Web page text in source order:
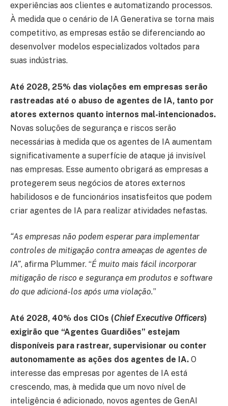
experiências aos clientes e automatizando processos.
À medida que o cenário de IA Generativa se torna mais
competitivo, as empresas estão se diferenciando ao
desenvolver modelos especializados voltados para
suas indústrias.
Até 2028, 25% das violações em empresas serão
rastreadas até o abuso de agentes de IA, tanto por
atores externos quanto internos mal-intencionados.
Novas soluções de segurança e riscos serão
necessárias à medida que os agentes de IA aumentam
significativamente a superfície de ataque já invisível
nas empresas. Esse aumento obrigará as empresas a
protegerem seus negócios de atores externos
habilidosos e de funcionários insatisfeitos que podem
criar agentes de IA para realizar atividades nefastas.
“As empresas não podem esperar para implementar
controles de mitigação contra ameaças de agentes de
IA”, afirma Plummer. “É muito mais fácil incorporar
mitigação de risco e segurança em produtos e software
do que adicioná-los após uma violação.”
Até 2028, 40% dos CIOs (Chief Executive Officers)
exigirão que “Agentes Guardiões” estejam
disponíveis para rastrear, supervisionar ou conter
autonomamente as ações dos agentes de IA. O
interesse das empresas por agentes de IA está
crescendo, mas, à medida que um novo nível de
inteligência é adicionado, novos agentes de GenAI